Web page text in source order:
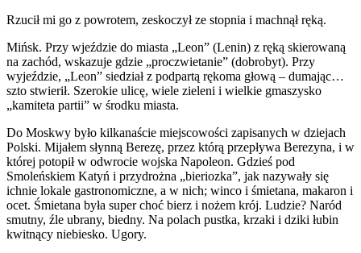
Rzucił mi go z powrotem, zeskoczył ze stopnia i machnął ręką.
Mińsk. Przy wjeździe do miasta „Leon” (Lenin) z ręką skierowaną
na zachód, wskazuje gdzie „proczwietanie” (dobrobyt). Przy
wyjeździe, „Leon” siedział z podpartą rękoma głową – dumając…
szto stwierił. Szerokie ulicę, wiele zieleni i wielkie gmaszysko
„kamiteta partii” w środku miasta.
Do Moskwy było kilkanaście miejscowości zapisanych w dziejach
Polski. Mijałem słynną Berezę, przez którą przepływa Berezyna, i w
której potopił w odwrocie wojska Napoleon. Gdzieś pod
Smoleńskiem Katyń i przydrożna „bieriozka”, jak nazywały się
ichnie lokale gastronomiczne, a w nich; winco i śmietana, makaron i
ocet. Śmietana była super choć bierz i nożem krój. Ludzie? Naród
smutny, źle ubrany, biedny. Na polach pustka, krzaki i dziki łubin
kwitnący niebiesko. Ugory.